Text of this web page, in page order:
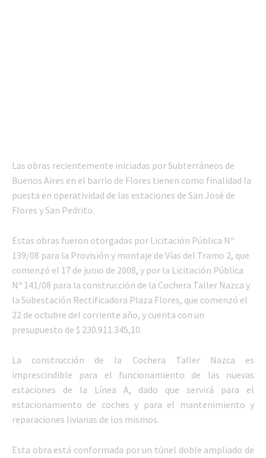
Las obras recientemente iniciadas por Subterráneos de
Buenos Aires en el barrio de Flores tienen como finalidad la
puesta en operatividad de las estaciones de San José de
Flores y San Pedrito.
Estas obras fueron otorgadas por Licitación Pública Nº
139/08 para la Provisión y montaje de Vías del Tramo 2, que
comenzó el 17 de junio de 2008, y por la Licitación Pública
Nº 141/08 para la construcción de la Cochera Taller Nazca y
la Subestación Rectificadora Plaza Flores, que comenzó el
22 de octubre del corriente año, y cuenta con un
presupuesto de $ 230.911.345,10.
La construcción de la Cochera Taller Nazca es
imprescindible para el funcionamiento de las nuevas
estaciones de la Línea A, dado que servirá para el
estacionamiento de coches y para el mantenimiento y
reparaciones livianas de los mismos.
Esta obra está conformada por un túnel doble ampliado de